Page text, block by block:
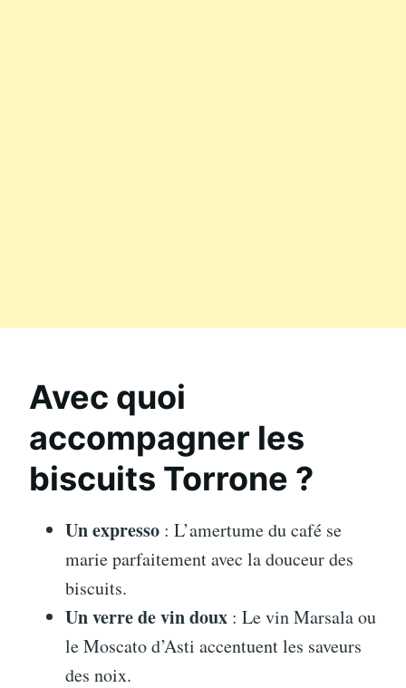
Avec quoi
accompagner les
biscuits Torrone ?
Un expresso : L’amertume du café se
marie parfaitement avec la douceur des
biscuits.
Un verre de vin doux : Le vin Marsala ou
le Moscato d’Asti accentuent les saveurs
des noix.